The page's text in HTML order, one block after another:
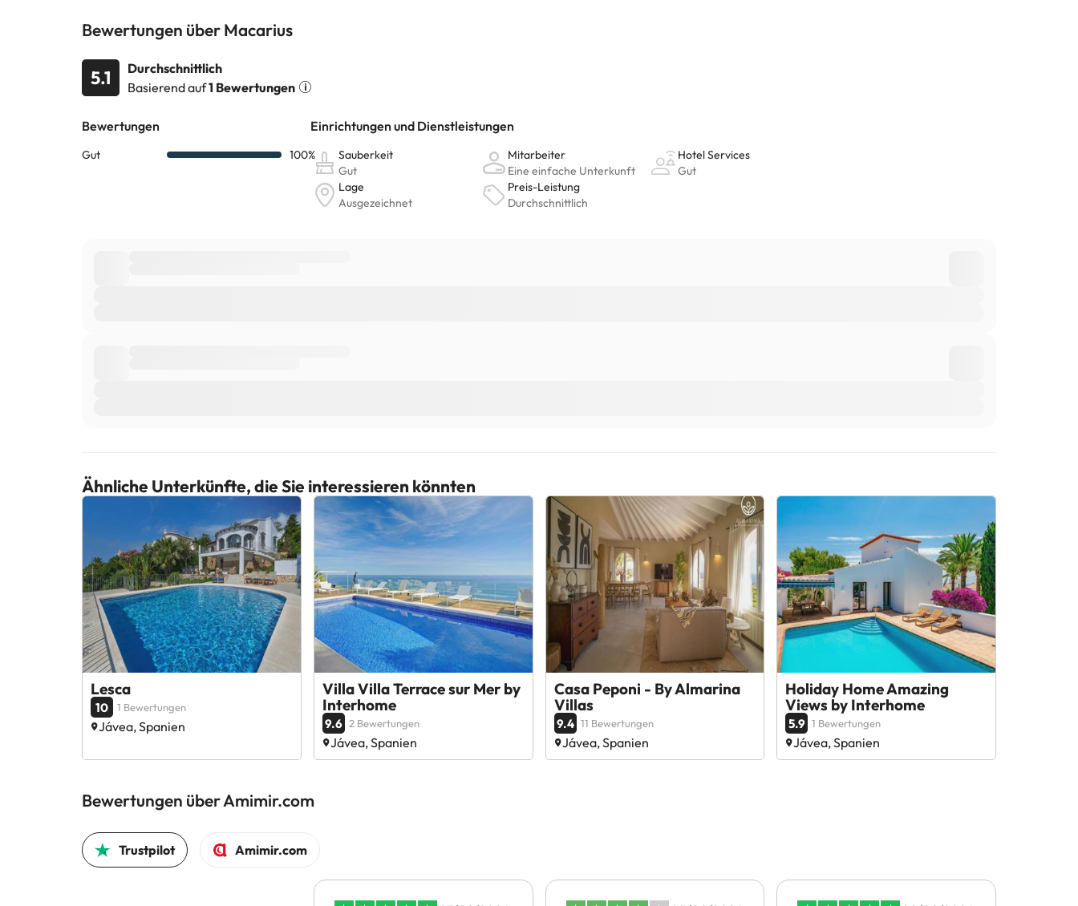
Bewertungen über Macarius
5.1
Durchschnittlich
Basierend auf1 Bewertungen
Ähnliche Unterkünfte, die Sie interessieren könnten
Lesca
10 1 Bewertungen
Jávea, Spanien
Villa Villa Terrace sur Mer by
Interhome
9.6 2 Bewertungen
Jávea, Spanien
Casa Peponi - By Almarina
Villas
9.4 11 Bewertungen
Jávea, Spanien
Holiday Home Amazing
Views by Interhome
5.9 1 Bewertungen
Jávea, Spanien
Bewertungen über Amimir.com
Trustpilot Amimir.com